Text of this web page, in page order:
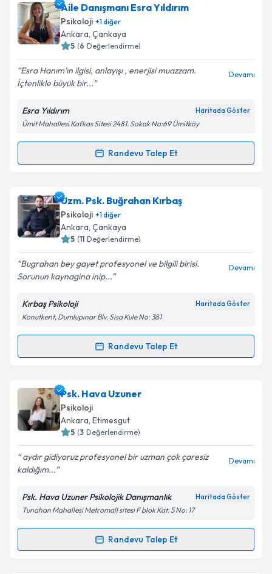
Takvim Talebini Gönder
Prof. Dr. Ercan Dalbudakiçin randevu takvimi talebi
oluşturun. Size bu uzmandan randevu almanız için bir
takvim hazırlandığında e-posta ile bilgilendireceğiz.
Kişisel verilerimin işlenmesine ilişkin
Aydınlatma
Metni'ni okudum ve kişisel verilerimin belirtilen
kapsamda işlenmesini kabul ediyorum.
Aile Danışmanı Esra Yıldırım
Psikoloji +1diğer
Ankara, Çankaya
5 (6 Değerlendirme)
Esra Hanım’ın ilgisi, anlayışı , enerjisi muazzam.
İçtenlikle büyük bir...
Devamı
Esra Yıldırım Haritada Göster
Ümit Mahallesi Kafkas Sitesi 2481. Sokak No:69 Ümitköy
Randevu Talep Et
Randevu Takvimi Talebi
Aile Danışmanı Esra Yıldırımiçin randevu takvimi
talebi oluşturun. Size bu uzmandan randevu almanız
için bir takvim hazırlandığında e-posta ile
bilgilendireceğiz.
E-posta Adresiniz
Kişisel verilerimin işlenmesine ilişkin
Metni'ni okudum ve kişisel verilerimin belirtilen
kapsamda işlenmesini kabul ediyorum.
Uzm. Psk. Buğrahan Kırbaş
Psikoloji +1diğer
Ankara, Çankaya
5 (11 Değerlendirme)
Bugrahan bey gayet profesyonel ve bilgili birisi.
Sorunun kaynagina inip...
Devamı
Kırbaş Psikoloji Haritada Göster
Konutkent, Dumlupınar Blv. Sisa Kule No: 381
Randevu Talep Et
Randevu Takvimi Talebi
Uzm. Psk. Buğrahan Kırbaş
talebi oluşturun. Size bu uzmandan randevu almanız
için bir takvim hazırlandığında e-posta ile
bilgilendireceğiz.
E-posta Adresiniz
Kişisel verilerimin işlenmesine ilişkinAydınlatma
Metni'ni okudum ve kişisel verilerimin belirtilen
kapsamda işlenmesini kabul ediyorum.
Psk. Hava Uzuner
Psikoloji
Ankara, Etimesgut
5 (3 Değerlendirme)
aydır gidiyoruz profesyonel bir uzman çok çaresiz
kaldığım...
Devamı
Psk. Hava Uzuner Psikolojik Danışmanlık Haritada Göster
Tunahan Mahallesi Metromall sitesi F blok Kat: 5 No: 17
Randevu Talep Et
Randevu Takvimi Talebi